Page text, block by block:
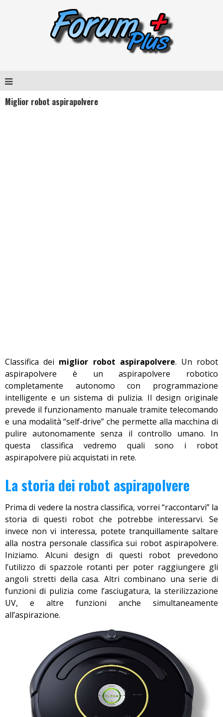
Miglior robot aspirapolvere
Classifica dei miglior robot aspirapolvere. Un robot
aspirapolvere è un aspirapolvere robotico
completamente autonomo con programmazione
intelligente e un sistema di pulizia. Il design originale
prevede il funzionamento manuale tramite telecomando
e una modalità “self-drive” che permette alla macchina di
pulire autonomamente senza il controllo umano. In
questa classifica vedremo quali sono i robot
aspirapolvere più acquistati in rete.
La storia dei robot aspirapolvere
Prima di vedere la nostra classifica, vorrei “raccontarvi” la
storia di questi robot che potrebbe interessarvi. Se
invece non vi interessa, potete tranquillamente saltare
alla nostra personale classifica sui robot aspirapolvere.
Iniziamo. Alcuni design di questi robot prevedono
l’utilizzo di spazzole rotanti per poter raggiungere gli
angoli stretti della casa. Altri combinano una serie di
funzioni di pulizia come l’asciugatura, la sterilizzazione
UV, e altre funzioni anche simultaneamente
all’aspirazione.